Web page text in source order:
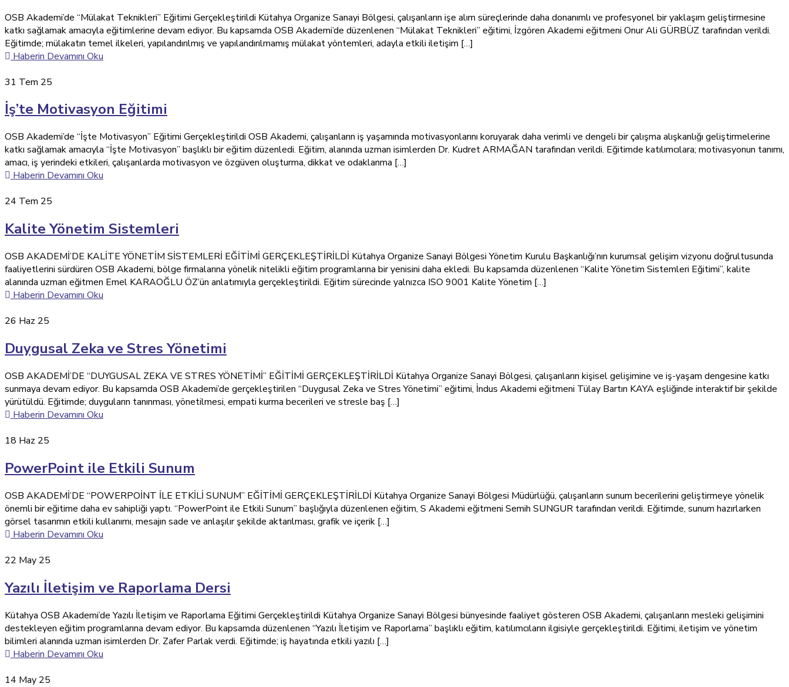
OSB Akademi’de “Mülakat Teknikleri” Eğitimi Gerçekleştirildi Kütahya Organize Sanayi Bölgesi, çalışanların işe alım süreçlerinde daha donanımlı ve profesyonel bir yaklaşım geliştirmesine
katkı sağlamak amacıyla eğitimlerine devam ediyor. Bu kapsamda OSB Akademi’de düzenlenen “Mülakat Teknikleri” eğitimi, İzgören Akademi eğitmeni Onur Ali GÜRBÜZ tarafından verildi.
Eğitimde; mülakatın temel ilkeleri, yapılandırılmış ve yapılandırılmamış mülakat yöntemleri, adayla etkili iletişim […]
Haberin Devamını Oku
31 Tem 25
İş’te Motivasyon Eğitimi
OSB Akademi’de “İşte Motivasyon” Eğitimi Gerçekleştirildi OSB Akademi, çalışanların iş yaşamında motivasyonlarını koruyarak daha verimli ve dengeli bir çalışma alışkanlığı geliştirmelerine
katkı sağlamak amacıyla “İşte Motivasyon” başlıklı bir eğitim düzenledi. Eğitim, alanında uzman isimlerden Dr. Kudret ARMAĞAN tarafından verildi. Eğitimde katılımcılara; motivasyonun tanımı,
amacı, iş yerindeki etkileri, çalışanlarda motivasyon ve özgüven oluşturma, dikkat ve odaklanma […]
Haberin Devamını Oku
24 Tem 25
Kalite Yönetim Sistemleri
OSB AKADEMİ’DE KALİTE YÖNETİM SİSTEMLERİ EĞİTİMİ GERÇEKLEŞTİRİLDİ Kütahya Organize Sanayi Bölgesi Yönetim Kurulu Başkanlığı’nın kurumsal gelişim vizyonu doğrultusunda
faaliyetlerini sürdüren OSB Akademi, bölge firmalarına yönelik nitelikli eğitim programlarına bir yenisini daha ekledi. Bu kapsamda düzenlenen “Kalite Yönetim Sistemleri Eğitimi”, kalite
alanında uzman eğitmen Emel KARAOĞLU ÖZ’ün anlatımıyla gerçekleştirildi. Eğitim sürecinde yalnızca ISO 9001 Kalite Yönetim […]
Haberin Devamını Oku
26 Haz 25
Duygusal Zeka ve Stres Yönetimi
OSB AKADEMİ’DE “DUYGUSAL ZEKA VE STRES YÖNETİMİ” EĞİTİMİ GERÇEKLEŞTİRİLDİ Kütahya Organize Sanayi Bölgesi, çalışanların kişisel gelişimine ve iş-yaşam dengesine katkı
sunmaya devam ediyor. Bu kapsamda OSB Akademi’de gerçekleştirilen “Duygusal Zeka ve Stres Yönetimi” eğitimi, İndus Akademi eğitmeni Tülay Bartın KAYA eşliğinde interaktif bir şekilde
yürütüldü. Eğitimde; duyguların tanınması, yönetilmesi, empati kurma becerileri ve stresle baş […]
Haberin Devamını Oku
18 Haz 25
PowerPoint ile Etkili Sunum
OSB AKADEMİ’DE “POWERPOİNT İLE ETKİLİ SUNUM” EĞİTİMİ GERÇEKLEŞTİRİLDİ Kütahya Organize Sanayi Bölgesi Müdürlüğü, çalışanların sunum becerilerini geliştirmeye yönelik
önemli bir eğitime daha ev sahipliği yaptı. “PowerPoint ile Etkili Sunum” başlığıyla düzenlenen eğitim, S Akademi eğitmeni Semih SUNGUR tarafından verildi. Eğitimde, sunum hazırlarken
görsel tasarımın etkili kullanımı, mesajın sade ve anlaşılır şekilde aktarılması, grafik ve içerik […]
Haberin Devamını Oku
22 May 25
Yazılı İletişim ve Raporlama Dersi
Kütahya OSB Akademi’de Yazılı İletişim ve Raporlama Eğitimi Gerçekleştirildi Kütahya Organize Sanayi Bölgesi bünyesinde faaliyet gösteren OSB Akademi, çalışanların mesleki gelişimini
destekleyen eğitim programlarına devam ediyor. Bu kapsamda düzenlenen “Yazılı İletişim ve Raporlama” başlıklı eğitim, katılımcıların ilgisiyle gerçekleştirildi. Eğitimi, iletişim ve yönetim
bilimleri alanında uzman isimlerden Dr. Zafer Parlak verdi. Eğitimde; iş hayatında etkili yazılı […]
Haberin Devamını Oku
14 May 25